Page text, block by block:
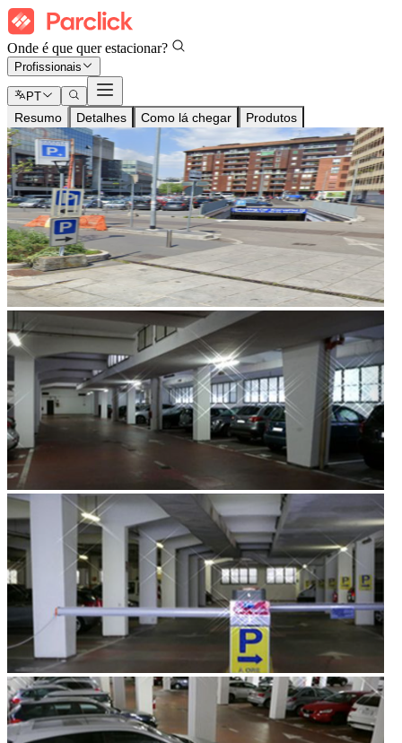
Onde é que quer estacionar?
Profissionais
PT
Resumo Detalhes Como lá chegar Produtos